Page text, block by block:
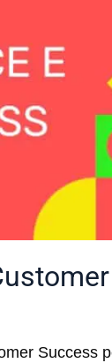
Success